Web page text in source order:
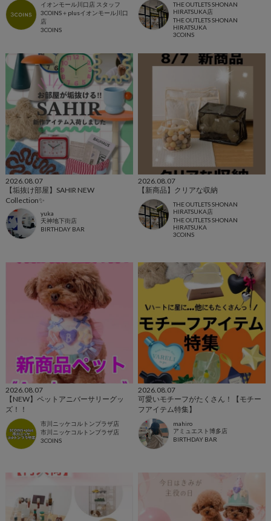
イオンモール川口店 スタッフ
3COINS＋plusイオンモール川口
店
3COINS
THE OUTLETS SHONAN
HIRATSUKA店
THE OUTLETS SHONAN
HIRATSUKA
3COINS
2026.08.07
【垢抜け部屋】SAHIR NEW
Collection✨️
yuka
天神地下街店
BIRTHDAY BAR
2026.08.07
【新商品】クリアな収納
THE OUTLETS SHONAN
HIRATSUKA店
THE OUTLETS SHONAN
HIRATSUKA
3COINS
2026.08.07
【NEW】ペットアニバーサリーグッ
ズ！！
市川ニッケコルトンプラザ店
市川ニッケコルトンプラザ店
3COINS
2026.08.07
可愛いモチーフがたくさん！【モチー
フアイテム特集】
mahiro
アミュエスト博多店
BIRTHDAY BAR